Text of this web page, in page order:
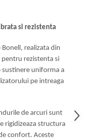
si rezistenta
realizata din
rezistenta si
uniforma a
pe intreaga
de arcuri sunt
rigidizeaza structura
confort. Aceste